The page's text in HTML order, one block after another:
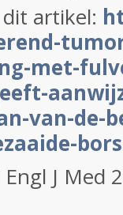
artikel:
met-
van-de-
Engl J Med